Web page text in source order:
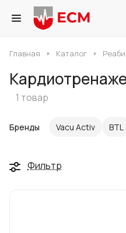
Главная Каталог
1 товар
Бренды Vacu Activ BTL
Фильтр